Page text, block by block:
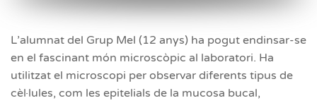
L’alumnat del Grup Mel (12 anys) ha pogut endinsar-se
en el fascinant món microscòpic al laboratori. Ha
utilitzat el microscopi per observar diferents tipus de
cèl·lules, com les epitelials de la mucosa bucal,